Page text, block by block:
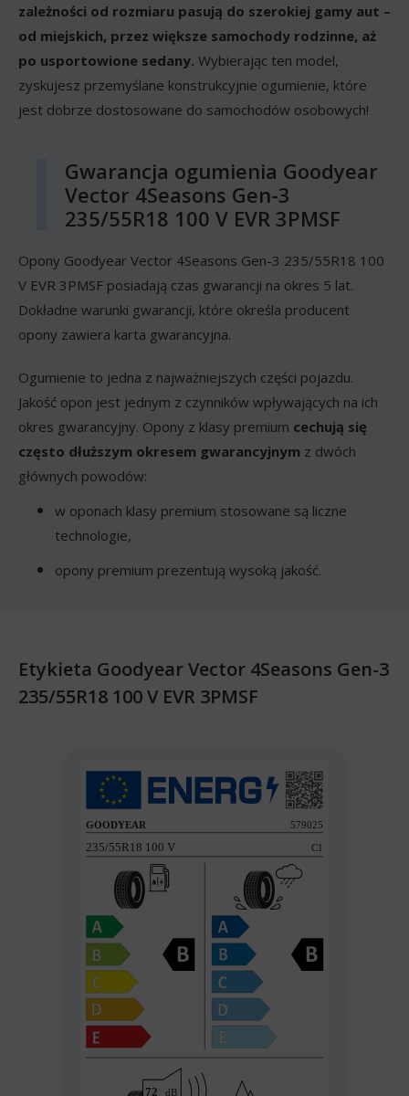
zależności od rozmiaru pasują do szerokiej gamy aut –
od miejskich, przez większe samochody rodzinne, aż
po usportowione sedany. Wybierając ten model,
zyskujesz przemyślane konstrukcyjnie ogumienie, które
jest dobrze dostosowane do samochodów osobowych!
Gwarancja ogumienia Goodyear
Vector 4Seasons Gen-3
235/55R18 100 V EVR 3PMSF
Opony Goodyear Vector 4Seasons Gen-3 235/55R18 100
V EVR 3PMSF posiadają czas gwarancji na okres 5 lat.
Dokładne warunki gwarancji, które określa producent
opony zawiera karta gwarancyjna.
Ogumienie to jedna z najważniejszych części pojazdu.
Jakość opon jest jednym z czynników wpływających na ich
okres gwarancyjny. Opony z klasy premium cechują się
często dłuższym okresem gwarancyjnym z dwóch
głównych powodów:
w oponach klasy premium stosowane są liczne
technologie,
opony premium prezentują wysoką jakość.
Etykieta Goodyear Vector 4Seasons Gen-3
235/55R18 100 V EVR 3PMSF